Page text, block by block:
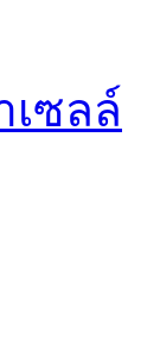
ซลล์